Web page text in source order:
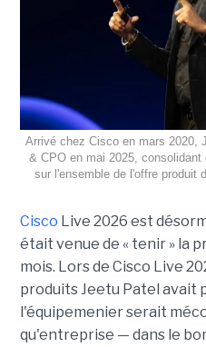
Arrivé chez Cisco en mars 2020,
& CPO en mai 2025,
sur l'ensemble de l'offre produit
Cisco Live 2026 est
était venue de « tenir » la
mois. Lors de Cisco Live
produits Jeetu Patel avait
l'équipemenier serait
qu'entreprise — dans le